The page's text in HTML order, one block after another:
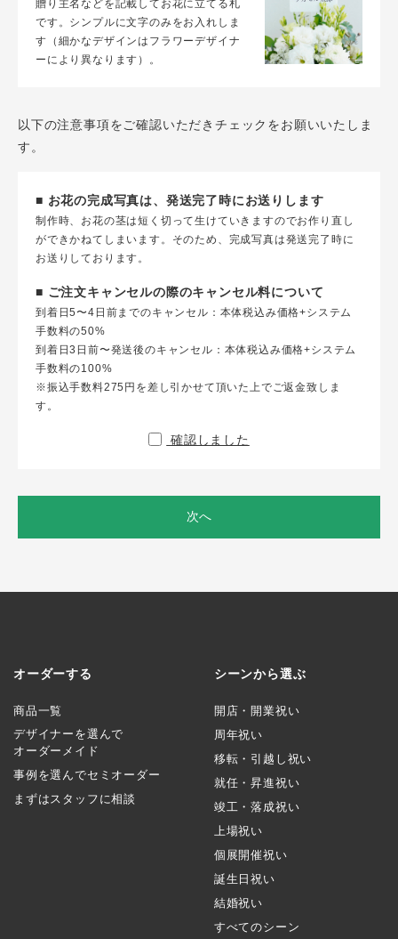
贈り主名などを記載してお花に立てる札
です。シンプルに文字のみをお入れしま
す（細かなデザインはフラワーデザイナ
ーにより異なります）。
以下の注意事項をご確認いただきチェックをお願いいたしま
す。
■ お花の完成写真は、発送完了時にお送りします
制作時、お花の茎は短く切って生けていきますのでお作り直し
ができかねてしまいます。そのため、完成写真は発送完了時に
お送りしております。
■ ご注文キャンセルの際のキャンセル料について
到着日5〜4日前までのキャンセル：本体税込み価格+システム
手数料の50%
到着日3日前〜発送後のキャンセル：本体税込み価格+システム
手数料の100%
※振込手数料275円を差し引かせて頂いた上でご返金致しま
す。
確認しました
次へ
オーダーする
商品一覧
デザイナーを選んで
オーダーメイド
事例を選んでセミオーダー
まずはスタッフに相談
シーンから選ぶ
開店・開業祝い
周年祝い
移転・引越し祝い
就任・昇進祝い
竣工・落成祝い
上場祝い
個展開催祝い
誕生日祝い
結婚祝い
すべてのシーン